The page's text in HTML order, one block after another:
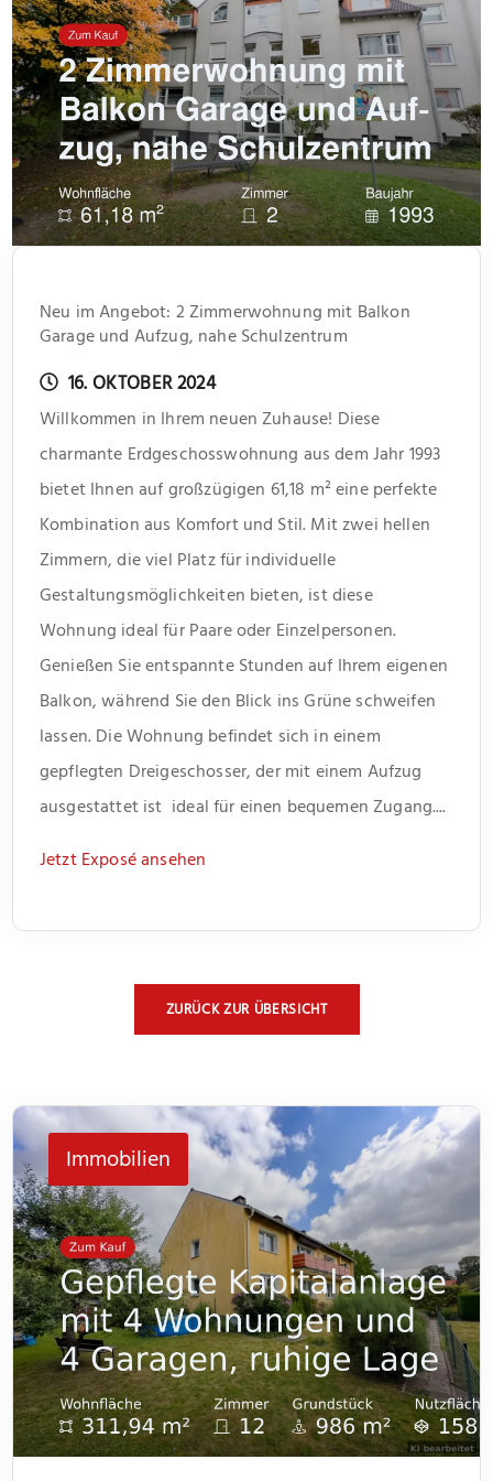
Neu im Angebot: 2 Zimmerwohnung mit Balkon
Garage und Aufzug, nahe Schulzentrum
16. OKTOBER 2024
Willkommen in Ihrem neuen Zuhause! Diese
charmante Erdgeschosswohnung aus dem Jahr 1993
bietet Ihnen auf großzügigen 61,18 m² eine perfekte
Kombination aus Komfort und Stil. Mit zwei hellen
Zimmern, die viel Platz für individuelle
Gestaltungsmöglichkeiten bieten, ist diese
Wohnung ideal für Paare oder Einzelpersonen.
Genießen Sie entspannte Stunden auf Ihrem eigenen
Balkon, während Sie den Blick ins Grüne schweifen
lassen. Die Wohnung befindet sich in einem
gepflegten Dreigeschosser, der mit einem Aufzug
ausgestattet ist  ideal für einen bequemen Zugang....
Jetzt Exposé ansehen
ZURÜCK ZUR ÜBERSICHT
Immobilien